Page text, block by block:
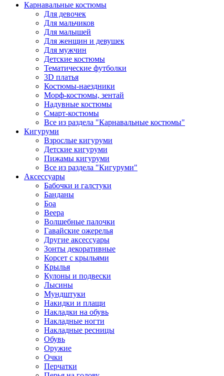
Карнавальные костюмы
Для девочек
Для мальчиков
Для малышей
Для женщин и девушек
Для мужчин
Детские костюмы
Тематические футболки
3D платья
Костюмы-наездники
Морф-костюмы, зентай
Надувные костюмы
Смарт-костюмы
Все из раздела "Карнавальные костюмы"
Кигуруми
Взрослые кигуруми
Детские кигуруми
Пижамы кигуруми
Все из раздела "Кигуруми"
Аксессуары
Бабочки и галстуки
Банданы
Боа
Веера
Волшебные палочки
Гавайские ожерелья
Другие аксессуары
Зонты декоративные
Корсет с крыльями
Крылья
Кулоны и подвески
Лысины
Мундштуки
Накидки и плащи
Накладки на обувь
Накладные ногти
Накладные ресницы
Обувь
Оружие
Очки
Перчатки